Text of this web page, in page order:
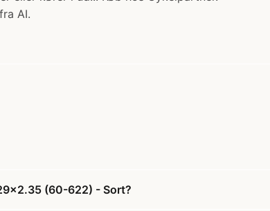
AI.
(60-622) - Sort?